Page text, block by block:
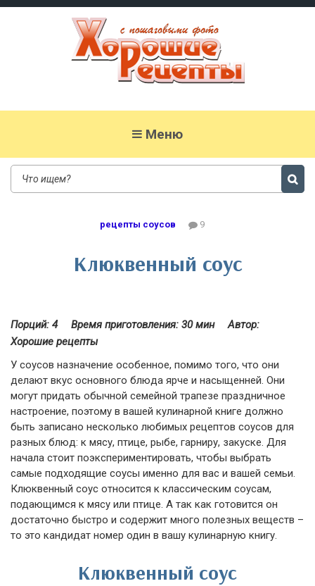
Меню
рецепты соусов 9
Клюквенный соус
Порций: 4 Время приготовления: 30 мин
Автор:
Хорошие рецепты
У соусов назначение особенное, помимо того, что они
делают вкус основного блюда ярче и насыщенней. Они
могут придать обычной семейной трапезе праздничное
настроение, поэтому в вашей кулинарной книге должно
быть записано несколько любимых рецептов соусов для
разных блюд: к мясу, птице, рыбе, гарниру, закуске. Для
начала стоит поэкспериментировать, чтобы выбрать
самые подходящие соусы именно для вас и вашей семьи.
Клюквенный соус относится к классическим соусам,
подающимся к мясу или птице. А так как готовится он
достаточно быстро и содержит много полезных веществ –
то это кандидат номер один в вашу кулинарную книгу.
Клюквенный соус